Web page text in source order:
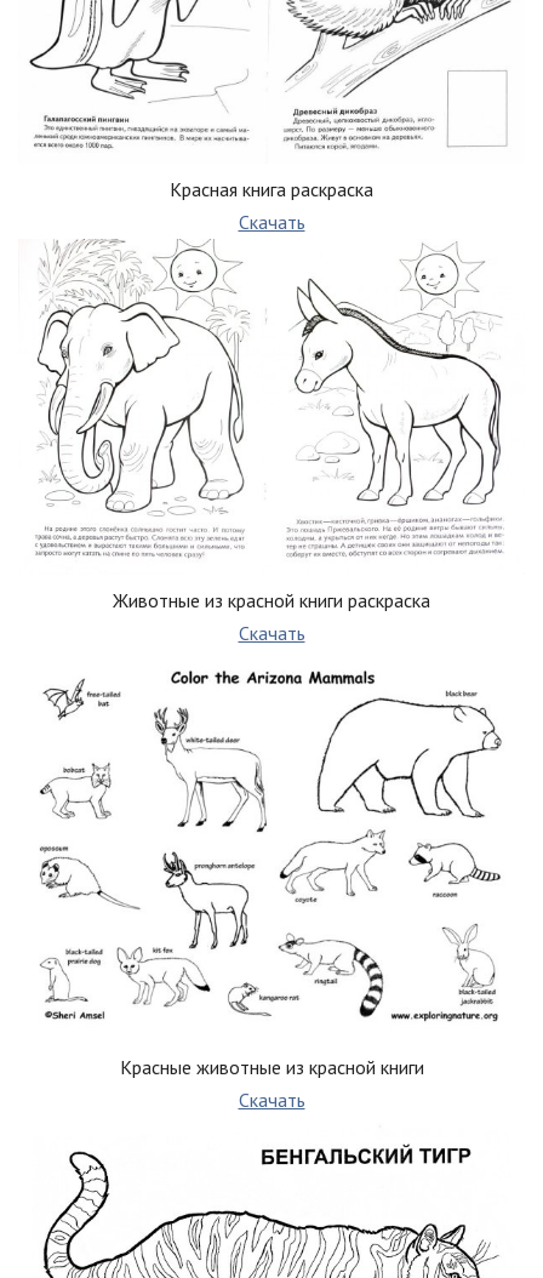
Красная книга раскраска
Скачать
Животные из красной книги раскраска
Скачать
Красные животные из красной книги
Скачать